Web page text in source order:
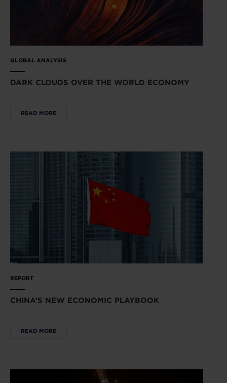
GLOBAL ANALYSIS
DARK CLOUDS OVER THE WORLD ECONOMY
READ MORE
REPORT
CHINA’S NEW ECONOMIC PLAYBOOK
READ MORE